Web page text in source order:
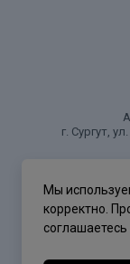
г. Сургут,
Мы
корректно.